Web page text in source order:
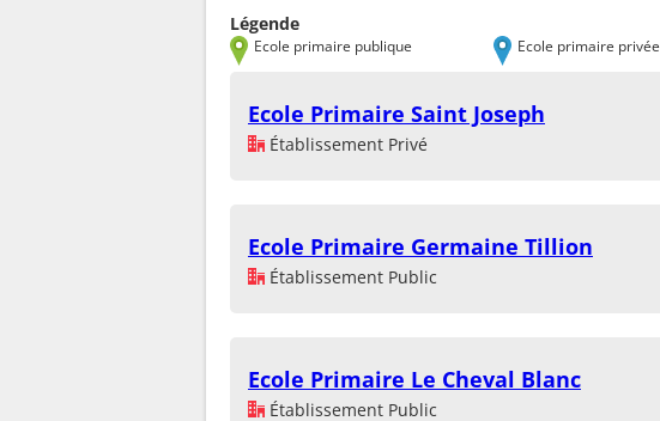
Légende
Ecole primaire publique Ecole primaire privée
Ecole Primaire Saint Joseph
Établissement Privé
Ecole Primaire Germaine Tillion
Établissement Public
Ecole Primaire Le Cheval Blanc
Établissement Public